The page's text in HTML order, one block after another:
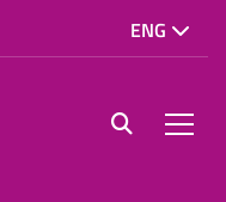
ENG
site.searc